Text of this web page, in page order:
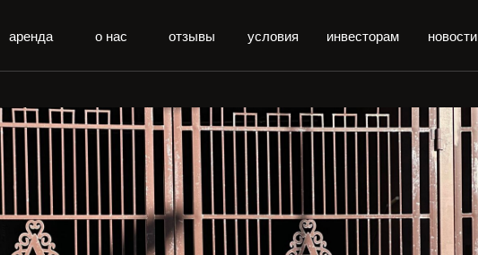
аренда о нас отзывы условия инвесторам новости